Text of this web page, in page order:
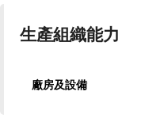
生產組織能力
廠房及設備